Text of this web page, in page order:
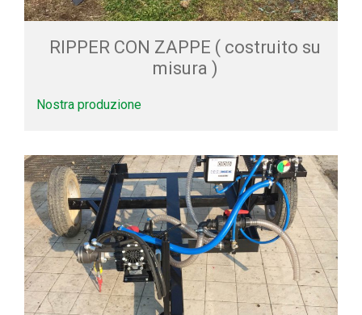
RIPPER CON ZAPPE ( costruito su
misura )
Nostra produzione